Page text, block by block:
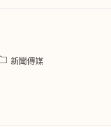
新聞傳媒